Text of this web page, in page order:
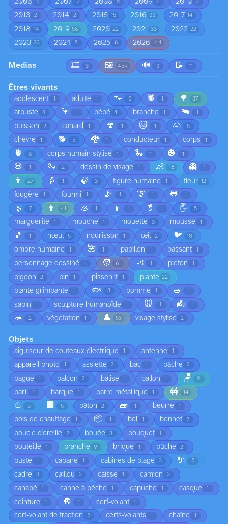
5 12 5 4 2
2013 2 2014 2 2015 15 2016 33 2017 14
2018 14 2019 58 2020 22 2021 33 2022 22
2023 23 2024 8 2025 6 2026 144
Medias 🎞️ 3 🖼️ 459 🔊 3 📝 11
Êtres vivants
adolescent 1 adulte 1 🐾 5 🕷️ 1 🌳 37
arbuste 3 🦩 1 bébé 4 branche 1 🐃 1
buisson 2 canard 1 🍄 1 🐱 1 🐴 5
chèvre 1 🐕 5 🐉 1 conducteur 1 corps 1
🫀 8 corps humain stylisé 1 🐍 1 🎃 1
💀 1 🦢 2 dessin de visage 1 👶 18 👻 1
👩 27 👵 1 🍃 3 figure humaine 1 fleur 12
fougère 1 fourmi 1 🦵 1 🦒 1 🐸 1
🌿 7 👨 41 🦪 1 👧 1 🥬 1 🖐️ 5
marguerite 1 mouche 1 mouette 3 mousse 1
🎵 1 nœul 5 nourisson 1 œil 2 🐦 10
ombre humaine 1 🌺 1 papillon 1 passant 1
personnage dessiné 1 🧑 61 🦶 1 piéton 1
pigeon 2 pin 1 pissenlit 1 plante 22
plante grimpante 1 🐟 3 pomme 1 🥗 1
sapin 1 sculpture humanoïde 1 🐭 1 👼 1
🦔 2 végétation 1 👤 53 visage stylisé 2
Objets
aiguiseur de couteaux électrique 1 antenne 1
appareil photo 1 assiette 2 bac 1 bâche 2
bague 1 balcon 2 balise 1 ballon 1 🪑 9
baril 1 barque 1 barre métallique 1 🚧 14
⛵ 5 🏢 5 bâton 2 🧱 1 beurre 1
bois de chauffage 1 📦 1 bol 1 bonnet 2
boucle d'oreille 2 bouée 3 bouquet 1
bouteille 1 branche 9 brique 1 bûche 2
buste 1 cabane 1 cabines de plage 3 🔌 5
cadre 3 caillou 2 caisse 1 camion 2
canapé 1 canne à pêche 1 capuche 1 casque 1
ceinture 1 🔘 1 cerf-volant 1
cerf-volant de traction 2 cerfs-volants 1 chaîne 1